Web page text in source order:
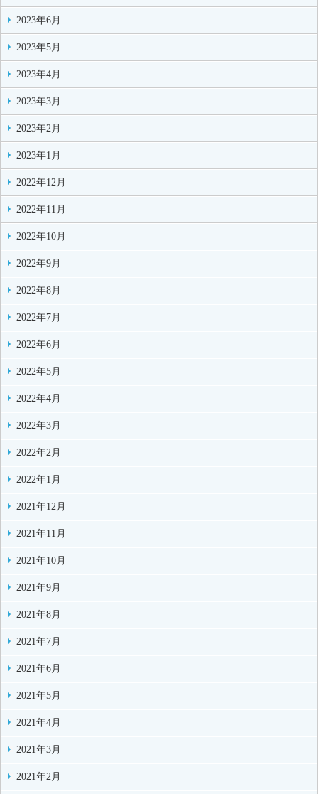
2023年6月
2023年5月
2023年4月
2023年3月
2023年2月
2023年1月
2022年12月
2022年11月
2022年10月
2022年9月
2022年8月
2022年7月
2022年6月
2022年5月
2022年4月
2022年3月
2022年2月
2022年1月
2021年12月
2021年11月
2021年10月
2021年9月
2021年8月
2021年7月
2021年6月
2021年5月
2021年4月
2021年3月
2021年2月